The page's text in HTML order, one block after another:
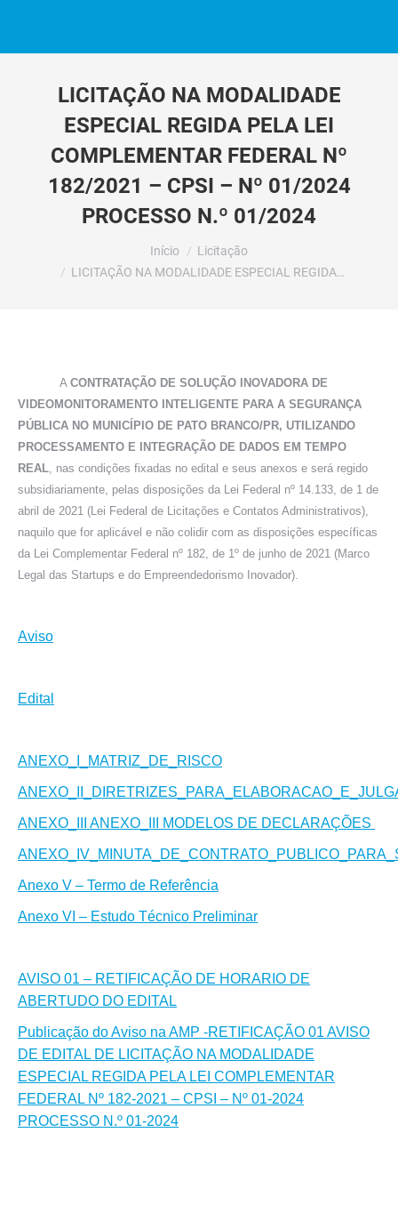
LICITAÇÃO NA MODALIDADE
ESPECIAL REGIDA PELA LEI
COMPLEMENTAR FEDERAL Nº
182/2021 – CPSI – Nº 01/2024
PROCESSO N.º 01/2024
Início
Licitação
LICITAÇÃO NA MODALIDADE ESPECIAL REGIDA…
ACONTRATAÇÃO DE SOLUÇÃO INOVADORA DE
VIDEOMONITORAMENTO INTELIGENTE PARA A SEGURANÇA
PÚBLICA NO MUNICÍPIO DE PATO BRANCO/PR, UTILIZANDO
PROCESSAMENTO E INTEGRAÇÃO DE DADOS EM TEMPO
REAL, nas condições fixadas no edital e seus anexos e será regido
subsidiariamente, pelas disposições da Lei Federal nº 14.133, de 1 de
abril de 2021 (Lei Federal de Licitações e Contatos Administrativos),
naquilo que for aplicável e não colidir com as disposições específicas
da Lei Complementar Federal nº 182, de 1º de junho de 2021 (Marco
Legal das Startups e do Empreendedorismo Inovador).
Aviso
Edital
ANEXO_I_MATRIZ_DE_RISCO
ANEXO_III ANEXO_III MODELOS DE DECLARAÇÕES
Anexo V – Termo de Referência
Anexo VI – Estudo Técnico Preliminar
AVISO 01 – RETIFICAÇÃO DE HORARIO DE
ABERTUDO DO EDITAL
Publicação do Aviso na AMP -RETIFICAÇÃO 01 AVISO
DE EDITAL DE LICITAÇÃO NA MODALIDADE
ESPECIAL REGIDA PELA LEI COMPLEMENTAR
FEDERAL Nº 182-2021 – CPSI – Nº 01-2024
PROCESSO N.º 01-2024